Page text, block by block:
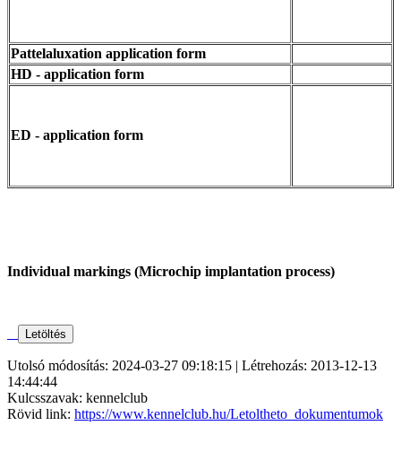
Pattelaluxation application form
HD - application form
ED - application form
Individual markings (Microchip implantation process)
Utolsó módosítás: 2024-03-27 09:18:15 | Létrehozás: 2013-12-13
14:44:44
Kulcsszavak: kennelclub
Rövid link: https://www.kennelclub.hu/Letoltheto_dokumentumok